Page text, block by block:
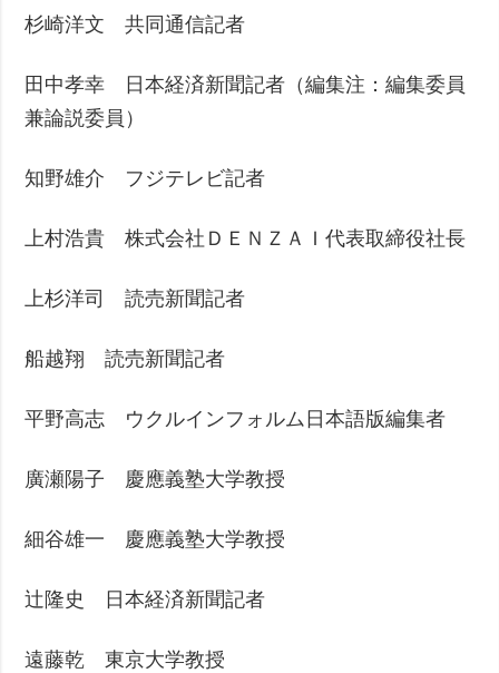
杉崎洋文 共同通信記者
田中孝幸 日本経済新聞記者（編集注：編集委員
兼論説委員）
知野雄介 フジテレビ記者
上村浩貴 株式会社ＤＥＮＺＡＩ代表取締役社長
上杉洋司 読売新聞記者
船越翔 読売新聞記者
平野高志 ウクルインフォルム日本語版編集者
廣瀬陽子 慶應義塾大学教授
細谷雄一 慶應義塾大学教授
辻隆史 日本経済新聞記者
遠藤乾 東京大学教授